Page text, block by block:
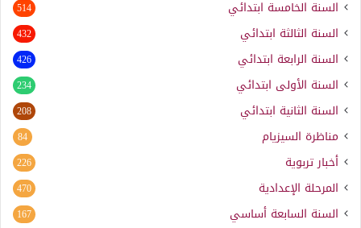
السنة الخامسة ابتدائي 514
السنة الثالثة ابتدائي 432
السنة الرابعة ابتدائي 426
السنة الأولى ابتدائي 234
السنة الثانية ابتدائي 208
مناظرة السيزيام 84
أخبار تربوية 226
المرحلة الإعدادية 470
السنة السابعة أساسي 167